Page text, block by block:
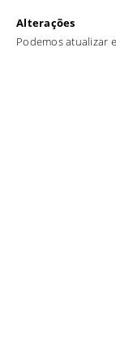
Alterações
​Podemos atualizar